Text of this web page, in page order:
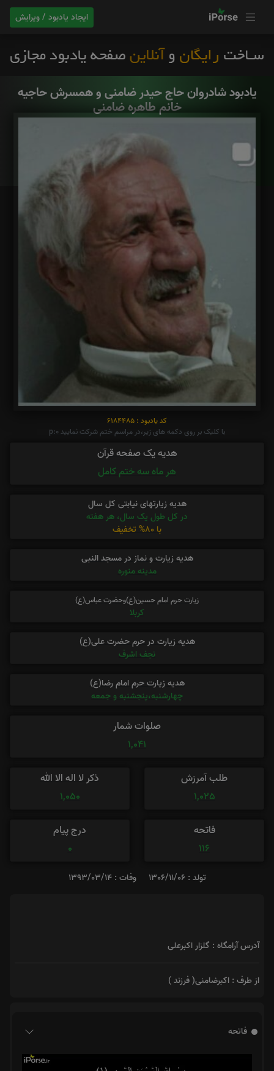
ایجاد یادبود / ویرایش
یادبود شادروان حاج حیدر ضامنی و همسرش حاجیه
خانم طاهره ضامنی
کد یادبود : 6184485
با کلیک بر روی دکمه های زیر،در مراسم ختم شرکت نمایید p:0
هدیه یک صفحه قرآن
هر ماه سه ختم کامل
هدیه زیارتهای نیابتی کل سال
در کل طول یک سال، هر هفته
با 80% تخفیف
هدیه زیارت و نماز در مسجد النبی
مدینه منوره
زیارت حرم امام حسین(ع)وحضرت عباس(ع)
کربلا
هدیه زیارت در حرم حضرت علی(ع)
نجف اشرف
هدیه زیارت حرم امام رضا(ع)
چهارشنبه،پنجشنبه و جمعه
صلوات شمار
1,041
طلب آمرزش
1,025
ذکر لا اله الا الله
1,050
فاتحه
116
درج پیام
0
تولد : 1306/11/06 وفات : 1393/03/14
آدرس آرامگاه : گلزار اکبرعلی
از طرف : اکبرضامنی( فرزند )
فاتحه